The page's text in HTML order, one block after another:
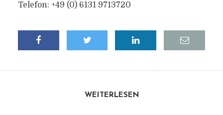
Telefon: +49 (0) 6131 9713720
WEITERLESEN